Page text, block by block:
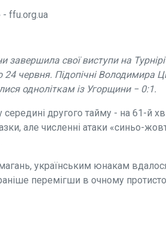
ffu.org.ua
завершила свої виступи на
24 червня. Підопічні Володимира
одноліткам із Угорщини − 0:1.
другого тайму - на 61-й
але численні атаки «синьо-
українським юнакам
перемігши в очному